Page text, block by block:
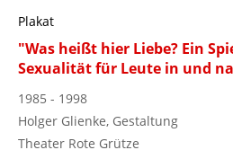
Plakat
"Was heißt hier Liebe? Ein
Sexualität für Leute in und
1985 - 1998
Holger Glienke, Gestaltung
Theater Rote Grütze